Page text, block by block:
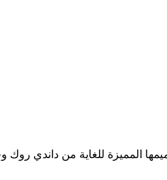
المميزة للغاية من داندي روك